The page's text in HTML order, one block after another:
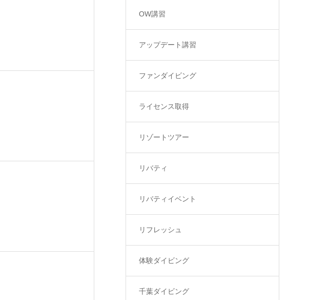
OW講習
アップデート講習
ファンダイビング
ライセンス取得
リゾートツアー
リバティ
リバティイベント
リフレッシュ
体験ダイビング
千葉ダイビング